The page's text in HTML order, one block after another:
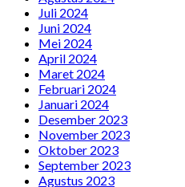
Juli 2024
Juni 2024
Mei 2024
April 2024
Maret 2024
Februari 2024
Januari 2024
Desember 2023
November 2023
Oktober 2023
September 2023
Agustus 2023